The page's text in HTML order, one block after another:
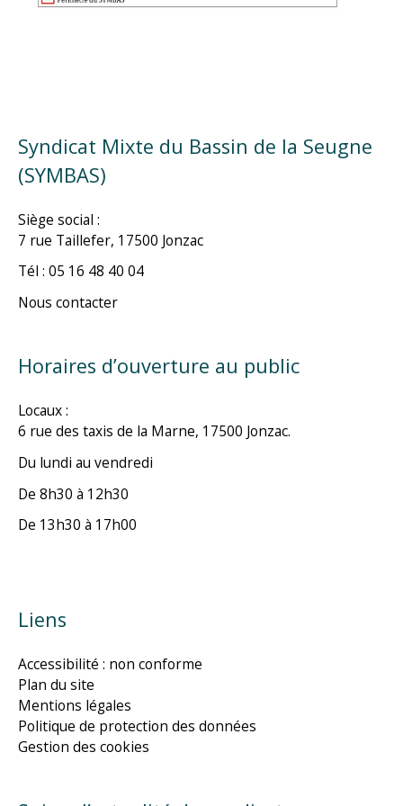
Syndicat Mixte du Bassin de la Seugne
(SYMBAS)
Siège social :
7 rue Taillefer, 17500 Jonzac
Tél : 05 16 48 40 04
Nous contacter
Horaires d’ouverture au public
Locaux :
6 rue des taxis de la Marne, 17500 Jonzac.
Du lundi au vendredi
De 8h30 à 12h30
De 13h30 à 17h00
Liens
Accessibilité : non conforme
Plan du site
Mentions légales
Politique de protection des données
Gestion des cookies